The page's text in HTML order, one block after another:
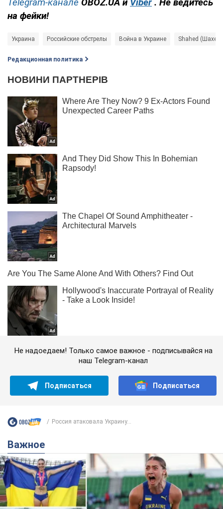
на фейки!
Украина Российские обстрелы Война в Украине Shahed (Шахед)
Редакционная политика
Не надоедаем! Только самое важное - подписывайся на
наш Telegram-канал
Подписаться Подписаться
Россия атаковала Украину...
Важное